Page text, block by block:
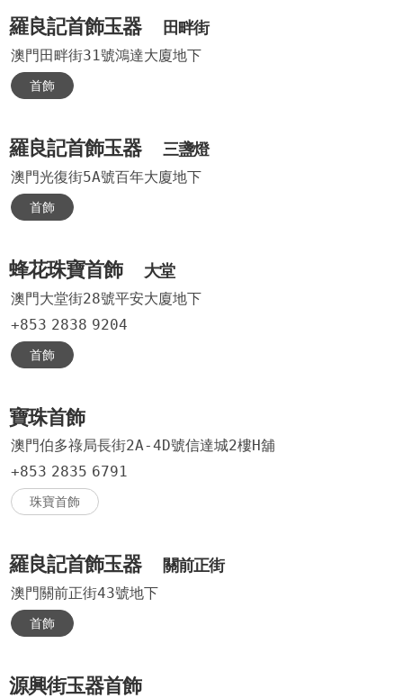
羅良記首飾玉器 田畔街
澳門田畔街31號鴻達大廈地下
首飾
羅良記首飾玉器 三盞燈
澳門光復街5A號百年大廈地下
首飾
蜂花珠寶首飾 大堂
澳門大堂街28號平安大廈地下
+853 2838 9204
首飾
寶珠首飾
澳門伯多祿局長街2A-4D號信達城2樓H舖
+853 2835 6791
珠寶首飾
羅良記首飾玉器 關前正街
澳門關前正街43號地下
首飾
源興街玉器首飾